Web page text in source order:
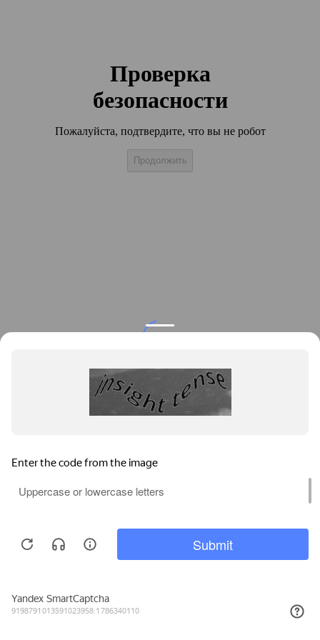
Проверка
безопасности
Пожалуйста, подтвердите, что вы не робот
Продолжить